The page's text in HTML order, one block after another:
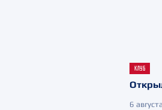
КЛУБ
6